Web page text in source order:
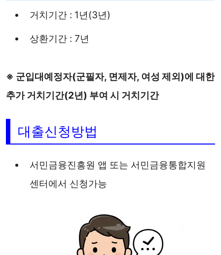
거치기간 : 1년(3년)
상환기간 : 7년
※ 군입대예정자(군필자, 면제자, 여성 제외)에 대한
추가 거치기간(2년) 부여 시 거치기간
대출신청방법
서민금융진흥원 앱 또는 서민금융통합지원
센터에서 신청가능